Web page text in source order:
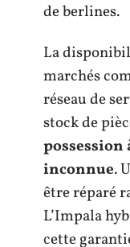
de berlines.
La
marchés
réseau de
stock de
possession
inconnue.
être réparé
L’Impala
cette